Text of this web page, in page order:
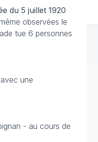
du 5 juillet 1920
observées le
tue 6 personnes
une
- au cours de